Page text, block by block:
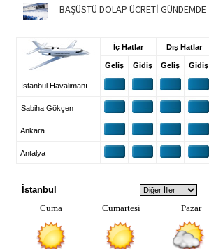
BAŞÜSTÜ DOLAP ÜCRETİ GÜNDEMDE
İç Hatlar Dış Hatlar
Geliş Gidiş Geliş Gidiş
İstanbul Havalimanı
Sabiha Gökçen
Ankara
Antalya
İstanbul
Cuma
Cumartesi Pazar